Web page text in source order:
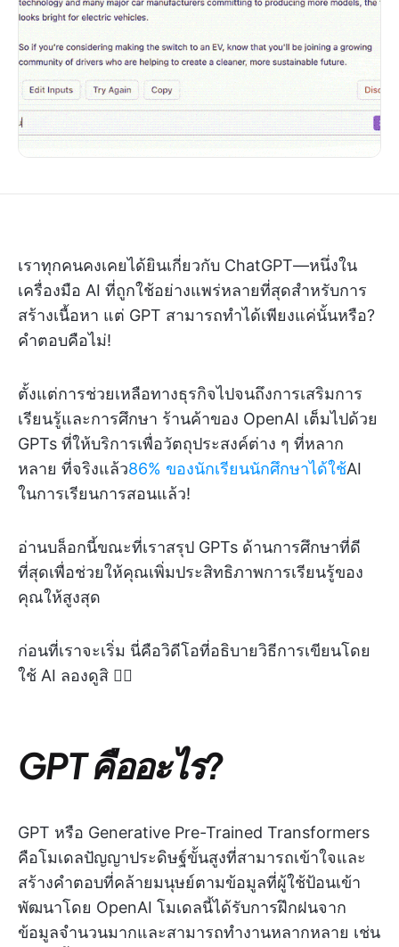
เราทุกคนคงเคยได้ยินเกี่ยวกับ ChatGPT—หนึ่งใน
เครื่องมือ AI ที่ถูกใช้อย่างแพร่หลายที่สุดสำหรับการ
สร้างเนื้อหา แต่ GPT สามารถทำได้เพียงแค่นั้นหรือ?
คำตอบคือไม่!
ตั้งแต่การช่วยเหลือทางธุรกิจไปจนถึงการเสริมการ
เรียนรู้และการศึกษา ร้านค้าของ OpenAI เต็มไปด้วย
GPTs ที่ให้บริการเพื่อวัตถุประสงค์ต่าง ๆ ที่หลาก
หลาย ที่จริงแล้ว86% ของนักเรียนนักศึกษาได้ใช้AI
ในการเรียนการสอนแล้ว!
อ่านบล็อกนี้ขณะที่เราสรุป GPTs ด้านการศึกษาที่ดี
ที่สุดเพื่อช่วยให้คุณเพิ่มประสิทธิภาพการเรียนรู้ของ
คุณให้สูงสุด
ก่อนที่เราจะเริ่ม นี่คือวิดีโอที่อธิบายวิธีการเขียนโดย
ใช้ AI ลองดูสิ 👇🏻
GPT คืออะไร?
GPT หรือ Generative Pre-Trained Transformers
คือโมเดลปัญญาประดิษฐ์ขั้นสูงที่สามารถเข้าใจและ
สร้างคำตอบที่คล้ายมนุษย์ตามข้อมูลที่ผู้ใช้ป้อนเข้า
พัฒนาโดย OpenAI โมเดลนี้ได้รับการฝึกฝนจาก
ข้อมูลจำนวนมากและสามารถทำงานหลากหลาย เช่น